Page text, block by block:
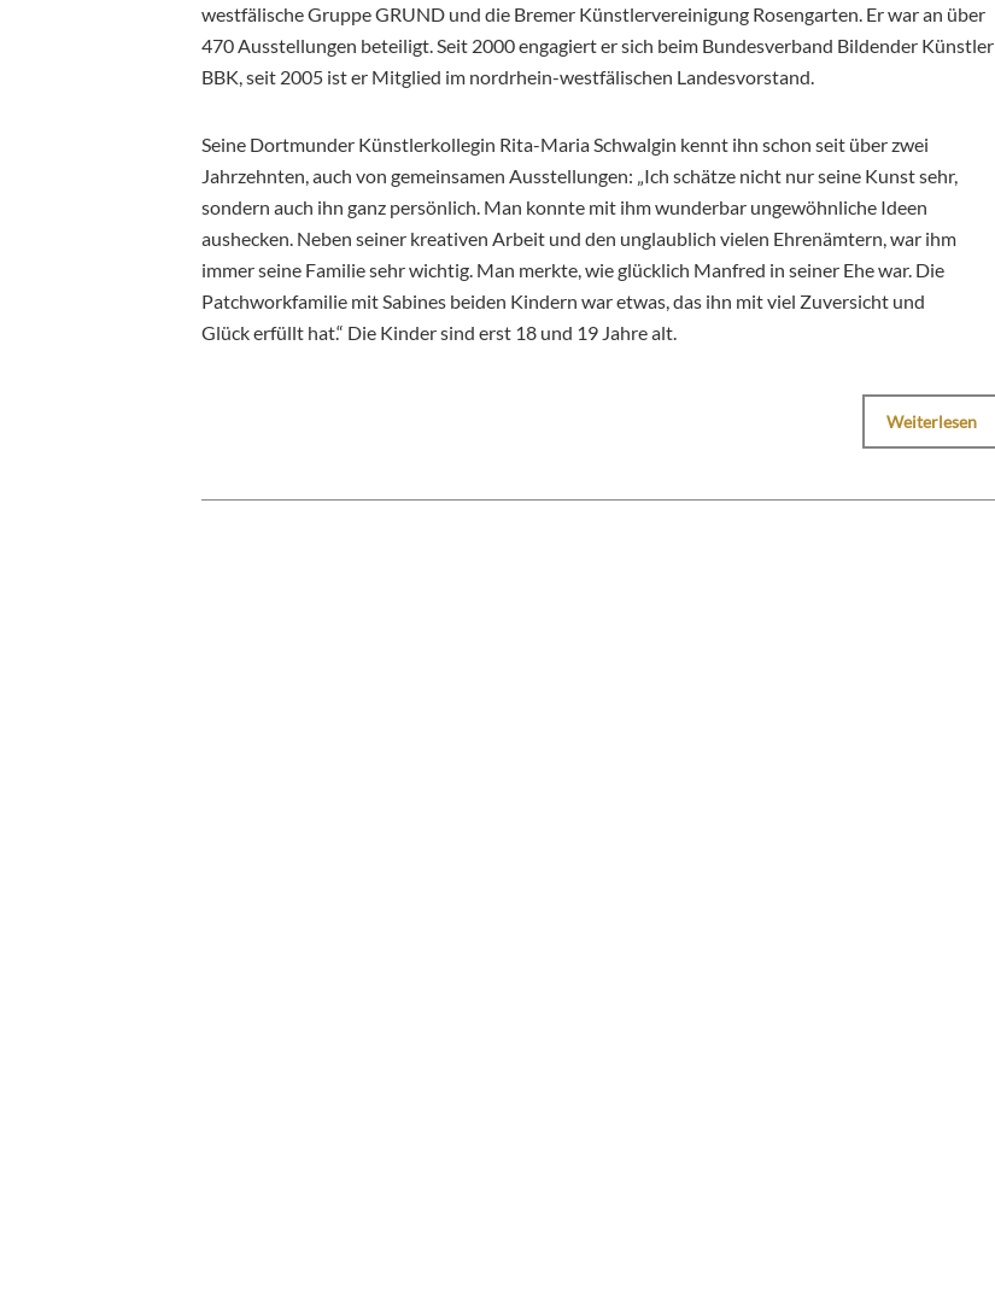
westfälische Gruppe GRUND und die Bremer Künstlervereinigung Rosengarten. Er war an über
470 Ausstellungen beteiligt. Seit 2000 engagiert er sich beim Bundesverband Bildender Künstler
BBK, seit 2005 ist er Mitglied im nordrhein-westfälischen Landesvorstand.
Seine Dortmunder Künstlerkollegin Rita-Maria Schwalgin kennt ihn schon seit über zwei
Jahrzehnten, auch von gemeinsamen Ausstellungen: „Ich schätze nicht nur seine Kunst sehr,
sondern auch ihn ganz persönlich. Man konnte mit ihm wunderbar ungewöhnliche Ideen
aushecken. Neben seiner kreativen Arbeit und den unglaublich vielen Ehrenämtern, war ihm
immer seine Familie sehr wichtig. Man merkte, wie glücklich Manfred in seiner Ehe war. Die
Patchworkfamilie mit Sabines beiden Kindern war etwas, das ihn mit viel Zuversicht und
Glück erfüllt hat.“ Die Kinder sind erst 18 und 19 Jahre alt.
Weiterlesen